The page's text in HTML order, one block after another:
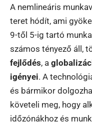
A nemlineáris
teret hódít, ami
9-től 5-ig tartó
számos tényező áll,
fejlődés, a
igényei. A
és bármikor
követeli meg, hogy
időzónákhoz és